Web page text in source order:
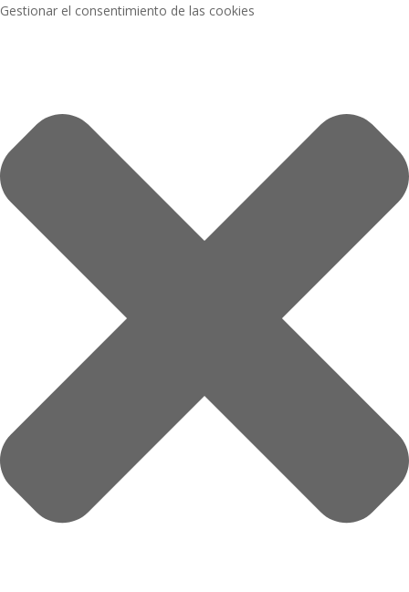
Gestionar el consentimiento de las cookies